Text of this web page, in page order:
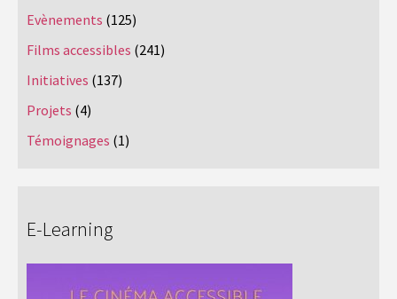
Evènements (125)
Films accessibles (241)
Initiatives (137)
Projets (4)
Témoignages (1)
E-Learning